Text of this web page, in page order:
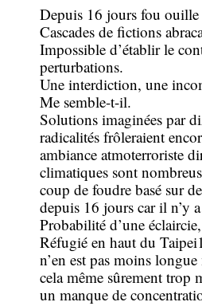
Depuis 16 jours fou
Cascades de fictions
Impossible d’établir le
perturbations.
Une interdiction, une
Me semble-t-il.
Solutions imaginées par
radicalités frôleraient
ambiance atmoterroriste
climatiques sont
coup de foudre basé sur
depuis 16 jours car il n’y
Probabilité d’une
Réfugié en haut du
n’en est pas moins
cela même sûrement trop
un manque de